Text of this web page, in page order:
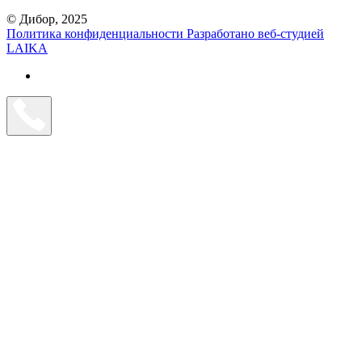
© Дибор, 2025
Политика конфиденциальности Разработано веб-студией
LAIKA